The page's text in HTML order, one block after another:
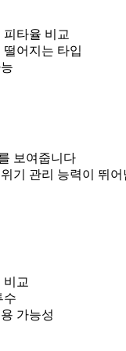
피타율 비교
어지는 타입
보여줍니다
기 관리 능력이 뛰어
교
수
가능성